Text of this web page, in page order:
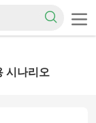
시나리오